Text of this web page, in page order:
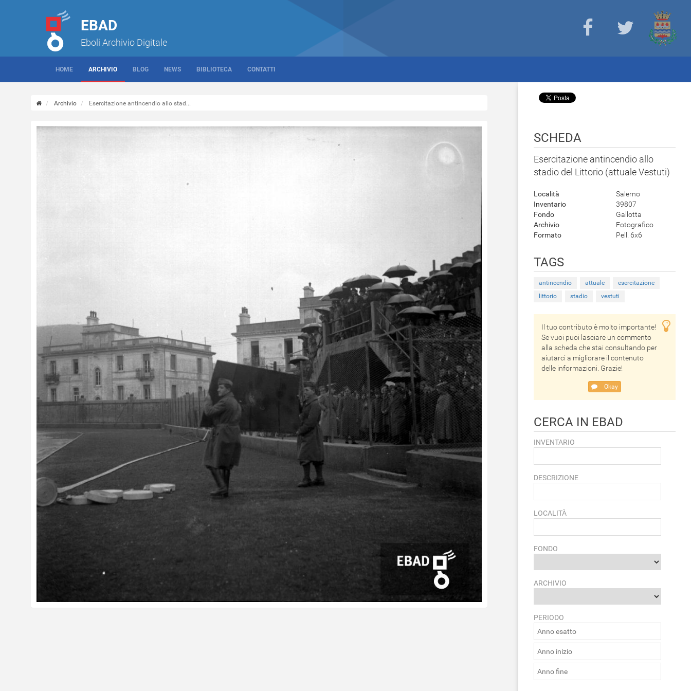
EBAD
Eboli Archivio Digitale
HOME ARCHIVIO BLOG NEWS BIBLIOTECA CONTATTI
Archivio Esercitazione antincendio allo stad...
SCHEDA
Esercitazione antincendio allo
stadio del Littorio (attuale Vestuti)
Località
Salerno
Inventario
39807
Fondo
Gallotta
Archivio
Fotografico
Formato
Pell. 6x6
TAGS
antincendio attuale
esercitazione
littorio
stadio vestuti
Il tuo contributo è molto importante!
Se vuoi puoi lasciare un commento
alla scheda che stai consultando per
aiutarci a migliorare il contenuto
delle informazioni. Grazie!
Okay
CERCA IN EBAD
INVENTARIO
DESCRIZIONE
LOCALITÀ
FONDO
ARCHIVIO
PERIODO